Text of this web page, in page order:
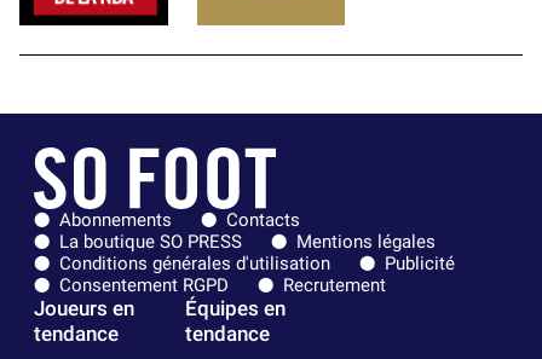
Abonnements
Contacts
La boutique SO PRESS
Mentions légales
Conditions générales d'utilisation
Publicité
Consentement RGPD
Recrutement
Joueurs en
tendance
Équipes en
tendance